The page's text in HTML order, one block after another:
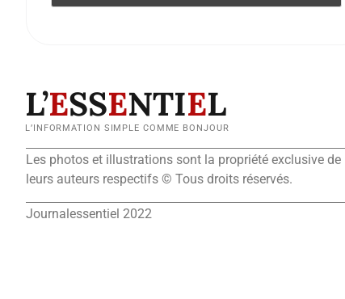
L’ESSENTIEL
L’INFORMATION SIMPLE COMME BONJOUR
Les photos et illustrations sont la propriété exclusive de
leurs auteurs respectifs © Tous droits réservés.
Journalessentiel 2022